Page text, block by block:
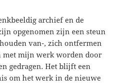
archief en de
opgenomen zijn een steun
van-, zich ontfermen
met mijn werk worden door
gedragen. Het blijft een
om het werk in de nieuwe